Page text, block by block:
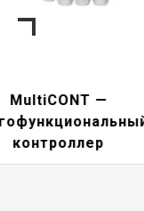
NIVELCONT